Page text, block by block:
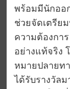
พร้อมมีนักออ
ช่วยจัดเตรีย
ความต้องกา
อย่างแท้จริง
หมายปลายท
ได้รับรางวัล